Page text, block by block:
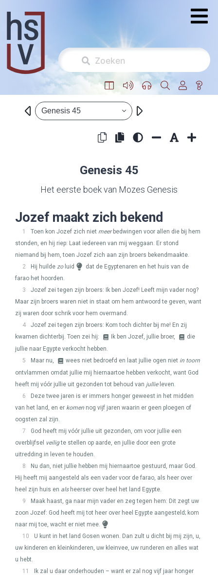
Genesis 45
Genesis 45
Het eerste boek van Mozes Genesis
Jozef maakt zich bekend
1 Toen kon Jozef zich niet meerbedwingen voor allen die bij hem
stonden, en hij riep: Laat iedereen van mij weggaan. Er stond
niemand bij hem, toen Jozef zich aan zijn broers bekendmaakte.
2
Hij huilde zoluid
dat de Egyptenaren en het huis van de
farao het hoorden.
3
Jozef zei tegen zijn broers: Ik ben Jozef! Leeft mijn vader nog?
Maar zijn broers waren niet in staat om hem antwoord te geven, want
zij waren door schrik voor hem overmand.
4
Jozef zei tegen zijn broers: Kom toch dichter bij me! En zij
kwamen dichterbij. Toen zei hij:
Ik ben Jozef, jullie broer,
die
jullie naar Egypte verkocht hebben.
5
Maar nu, wees niet bedroefd en laat jullie ogen niet in toorn
ontvlammen omdat jullie mij hiernaartoe hebben verkocht, want God
heeft mij vóór jullie uit gezonden tot behoud van jullieleven.
6
Deze twee jaren is er immers honger geweest in het midden
van het land, en er komen nog vijf jaren waarin er geen ploegen of
oogsten zal zijn.
7
God heeft mij vóór jullie uit gezonden, om voor jullie een
overblijfsel veiligte stellen op aarde, en jullie door een grote
uitredding in leven te houden.
8
Nu dan, niet jullie hebben mij hiernaartoe gestuurd, maar God.
Hij heeft mij aangesteld als een vader voor de farao, als heer over
heel zijn huis en alsheerser over heel het land Egypte.
9
Maak haast, ga naar mijn vader en zeg tegen hem: Dit zegt uw
zoon Jozef: God heeft mij tot heer over heel Egypte aangesteld; kom
naar mij toe, wacht er niet mee.
10
U kunt in het land Gosen wonen. Dan zult u dicht bij mij zijn, u,
uw kinderen en kleinkinderen, uw kleinvee, uw runderen en alles wat
u hebt.
11
Ik zal u daar onderhouden – want er zal nog vijf jaar honger